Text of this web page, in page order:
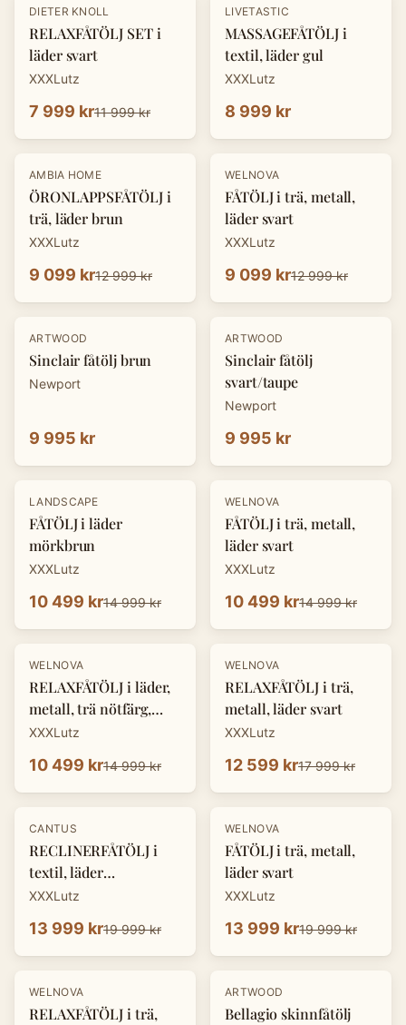
-33%
DIETER KNOLL
RELAXFÅTÖLJ SET i
läder svart
XXXLutz
7 999 kr11 999 kr
LIVETASTIC
MASSAGEFÅTÖLJ i
textil, läder gul
XXXLutz
8 999 kr
-30%
AMBIA HOME
ÖRONLAPPSFÅTÖLJ i
trä, läder brun
XXXLutz
9 099 kr12 999 kr
-30 %
WELNOVA
FÅTÖLJ i trä, metall,
läder svart
XXXLutz
9 099 kr12 999 kr
ARTWOOD
Sinclair fåtölj brun
Newport
9 995 kr
ARTWOOD
Sinclair fåtölj
svart/taupe
Newport
9 995 kr
- 30%
LANDSCAPE
FÅTÖLJ i läder
mörkbrun
XXXLutz
10 499 kr14 999 kr
-30 %
WELNOVA
FÅTÖLJ i trä, metall,
läder svart
XXXLutz
10 499 kr14 999 kr
-30 %
WELNOVA
RELAXFÅTÖLJ i läder,
metall, trä nötfärg,
svart
XXXLutz
10 499 kr14 999 kr
-30 %
WELNOVA
RELAXFÅTÖLJ i trä,
metall, läder svart
XXXLutz
12 599 kr17 999 kr
-30%
CANTUS
RECLINERFÅTÖLJ i
textil, läder
cognacfärgad
XXXLutz
13 999 kr19 999 kr
-30 %
WELNOVA
FÅTÖLJ i trä, metall,
läder svart
XXXLutz
13 999 kr19 999 kr
-30 %
WELNOVA
RELAXFÅTÖLJ i trä,
ARTWOOD
Bellagio skinnfåtölj